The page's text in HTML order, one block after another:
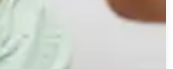
et les autres catégories protégées
dans la politique elle-